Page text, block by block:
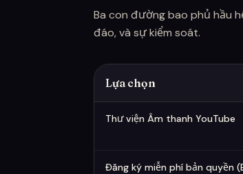
Ba con đường bao phủ hầu
đáo, và sự kiểm soát.
Lựa chọn
Thư viện Âm thanh YouTube
Đăng ký miễn phí bản quyền